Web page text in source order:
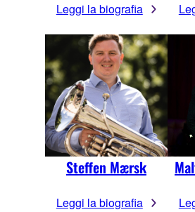
Leggi la biografia
Steffen Mærsk
Leggi la biografia